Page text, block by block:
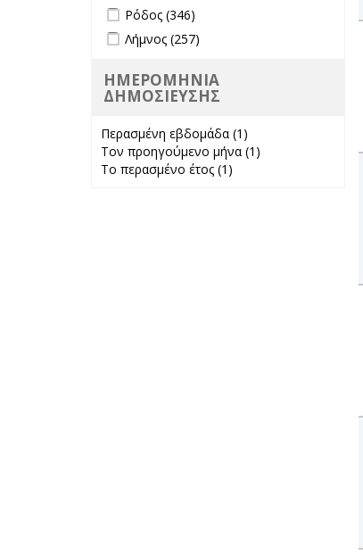
Apply Ρόδος filter
Ρόδος (346)
Apply Λήμνος filter
Λήμνος (257)
ΗΜΕΡΟΜΗΝΙΑ
ΔΗΜΟΣΙΕΥΣΗΣ
Περασμένη εβδομάδα (1)
Περασμένη
Τον προηγούμενο μήνα (1)
Το περασμένο έτος (1)